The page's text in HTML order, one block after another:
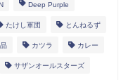
Deep Purple
たけし軍団 とんねるず
カツラ カレー
サザンオールスターズ